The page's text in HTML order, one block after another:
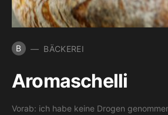
B BÄCKEREI
Aromaschelli
Vorab: ich habe keine Drogen